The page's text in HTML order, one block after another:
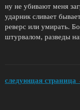
ну не убивают меня
ударник сливает
реверс или умирать.
штурвалом, разведы
следующая страница